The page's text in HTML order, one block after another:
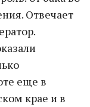
Отвечает
еще в
крае и в